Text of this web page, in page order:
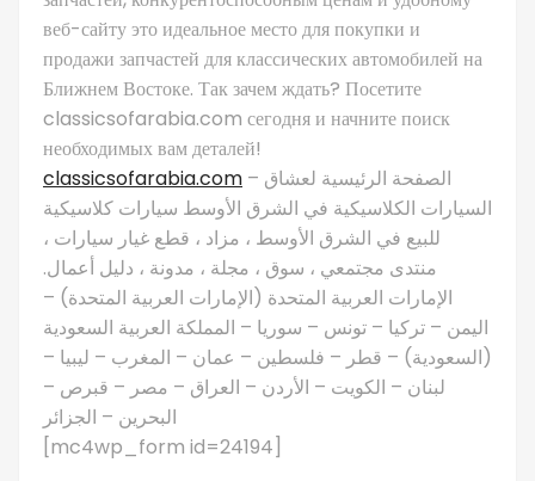
веб-сайту это идеальное место для покупки и
продажи запчастей для классических автомобилей на
Ближнем Востоке. Так зачем ждать? Посетите
classicsofarabia.com сегодня и начните поиск
необходимых вам деталей!
classicsofarabia.com – الصفحة الرئيسية لعشاق
السيارات الكلاسيكية في الشرق الأوسط سيارات كلاسيكية
للبيع في الشرق الأوسط ، مزاد ، قطع غيار سيارات ،
منتدى مجتمعي ، سوق ، مجلة ، مدونة ، دليل أعمال.
الإمارات العربية المتحدة (الإمارات العربية المتحدة) –
اليمن – تركيا – تونس – سوريا – المملكة العربية السعودية
(السعودية) – قطر – فلسطين – عمان – المغرب – ليبيا –
لبنان – الكويت – الأردن – العراق – مصر – قبرص –
البحرين – الجزائر
[mc4wp_form id=24194]